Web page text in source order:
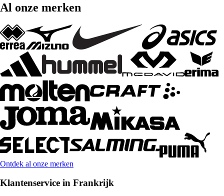
Al onze merken
Ontdek al onze merken
Klantenservice in Frankrijk